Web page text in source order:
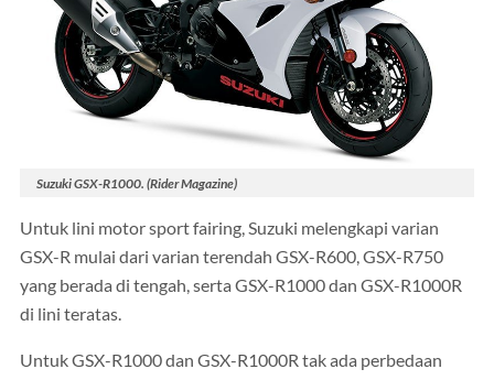
Suzuki GSX-R1000. (Rider Magazine)
Untuk lini motor sport fairing, Suzuki melengkapi varian
GSX-R mulai dari varian terendah GSX-R600, GSX-R750
yang berada di tengah, serta GSX-R1000 dan GSX-R1000R
di lini teratas.
Untuk GSX-R1000 dan GSX-R1000R tak ada perbedaan